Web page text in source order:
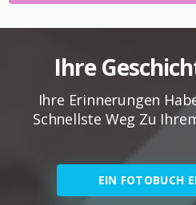
Ihre
Ihre Erinnerungen
Schnellste Weg Zu
EIN FOTOBUCH